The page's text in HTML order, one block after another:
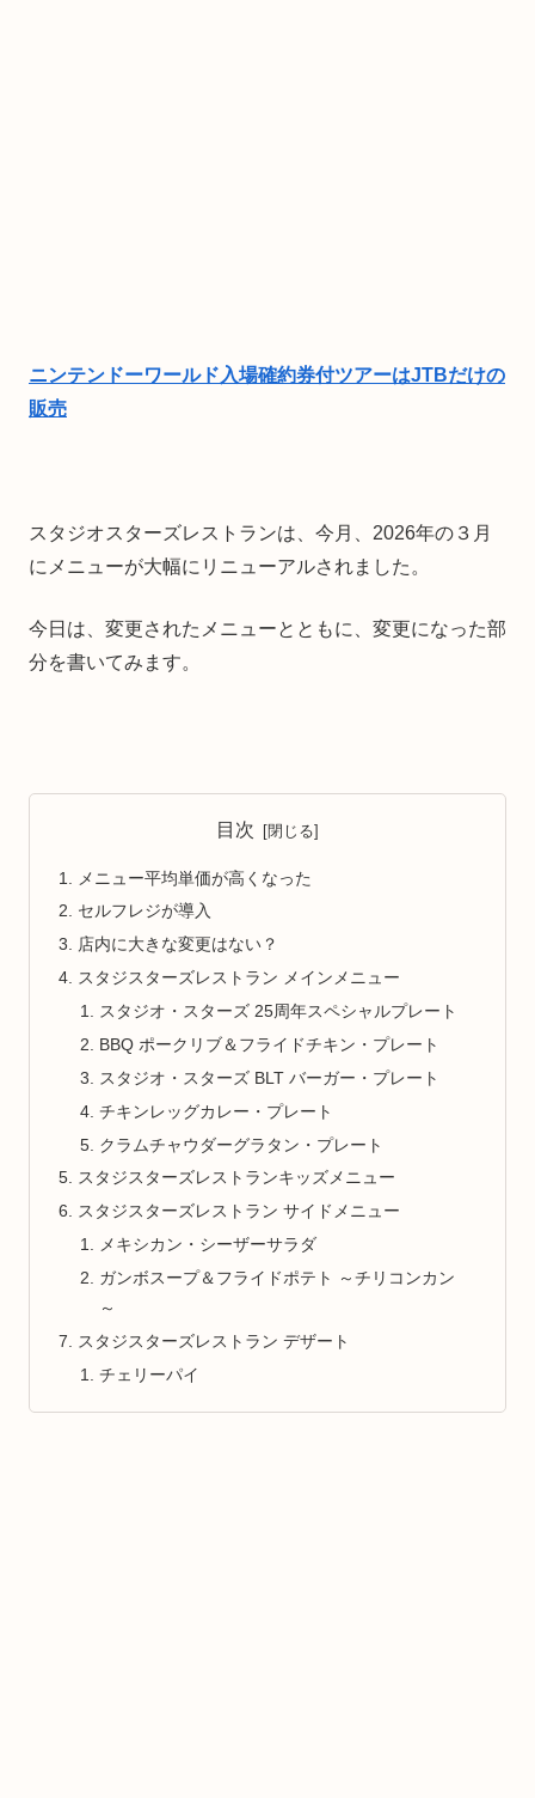
ニンテンドーワールド入場確約券付ツアーはJTBだけの
販売
スタジオスターズレストランは、今月、2026年の３月
にメニューが大幅にリニューアルされました。
今日は、変更されたメニューとともに、変更になった部
分を書いてみます。
目次
メニュー平均単価が高くなった
セルフレジが導入
店内に大きな変更はない？
スタジスターズレストラン メインメニュー
スタジオ・スターズ 25周年スペシャルプレート
BBQ ポークリブ＆フライドチキン・プレート
スタジオ・スターズ BLT バーガー・プレート
チキンレッグカレー・プレート
クラムチャウダーグラタン・プレート
スタジスターズレストランキッズメニュー
スタジスターズレストラン サイドメニュー
メキシカン・シーザーサラダ
ガンボスープ＆フライドポテト ～チリコンカン
～
スタジスターズレストラン デザート
チェリーパイ